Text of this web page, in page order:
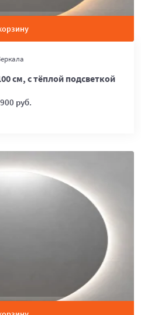
см, с тёплой подсветкой
руб.